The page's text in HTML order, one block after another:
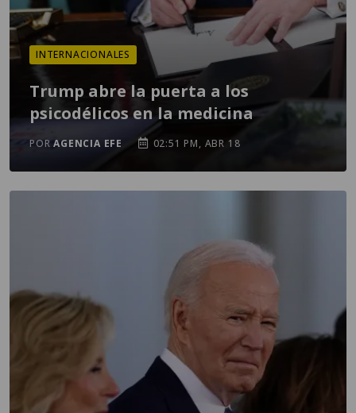
INTERNACIONALES
Trump abre la puerta a los
psicodélicos en la medicina
PORAGENCIA EFE 02:51 PM, ABR 18